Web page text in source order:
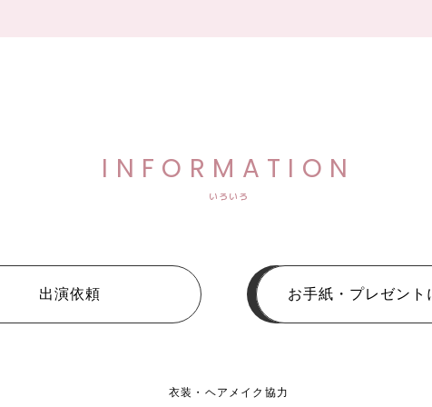
INFORMATION
いろいろ
出演依頼 お手紙・プレゼント
衣装・ヘアメイク協力